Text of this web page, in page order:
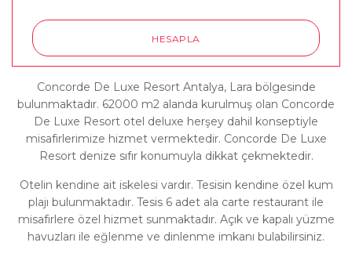
HESAPLA
Concorde De Luxe Resort Antalya, Lara bölgesinde
bulunmaktadır. 62000 m2 alanda kurulmuş olan Concorde
De Luxe Resort otel deluxe herşey dahil konseptiyle
misafirlerimize hizmet vermektedir. Concorde De Luxe
Resort denize sıfır konumuyla dikkat çekmektedir.
Otelin kendine ait iskelesi vardır. Tesisin kendine özel kum
plajı bulunmaktadır. Tesis 6 adet ala carte restaurant ile
misafirlere özel hizmet sunmaktadır. Açık ve kapalı yüzme
havuzları ile eğlenme ve dinlenme imkanı bulabilirsiniz.